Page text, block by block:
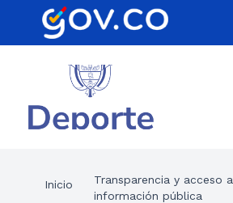
Inicio
Transparencia y acceso a
información pública